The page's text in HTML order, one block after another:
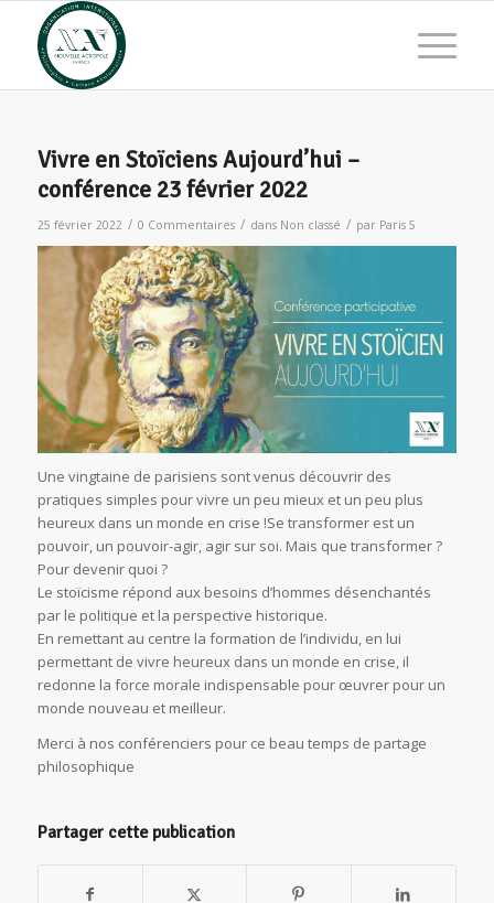
Vivre en Stoïciens Aujourd’hui –
conférence 23 février 2022
25 février 2022 / 0 Commentaires / dans Non classé / par Paris 5
Une vingtaine de parisiens sont venus découvrir des
pratiques simples pour vivre un peu mieux et un peu plus
heureux dans un monde en crise !Se transformer est un
pouvoir, un pouvoir-agir, agir sur soi. Mais que transformer ?
Pour devenir quoi ?
Le stoïcisme répond aux besoins d’hommes désenchantés
par le politique et la perspective historique.
En remettant au centre la formation de l’individu, en lui
permettant de vivre heureux dans un monde en crise, il
redonne la force morale indispensable pour œuvrer pour un
monde nouveau et meilleur.
Merci à nos conférenciers pour ce beau temps de partage
philosophique
Partager cette publication